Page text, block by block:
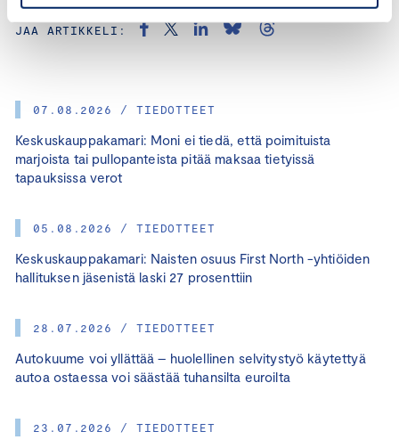
07.08.2026 / TIEDOTTEET
Keskuskauppakamari: Moni ei tiedä, että poimituista
marjoista tai pullopanteista pitää maksaa tietyissä
tapauksissa verot
05.08.2026 / TIEDOTTEET
Keskuskauppakamari: Naisten osuus First North -yhtiöiden
hallituksen jäsenistä laski 27 prosenttiin
28.07.2026 / TIEDOTTEET
Autokuume voi yllättää – huolellinen selvitystyö käytettyä
autoa ostaessa voi säästää tuhansilta euroilta
23.07.2026 / TIEDOTTEET
JAA ARTIKKELI: